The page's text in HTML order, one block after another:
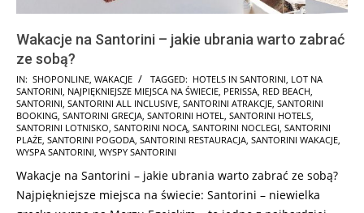
Wakacje na Santorini – jakie ubrania warto zabrać
ze sobą?
2026-
02-
07
IN: SHOPONLINE, WAKACJE TAGGED: HOTELS IN SANTORINI, LOT NA
SANTORINI, NAJPIĘKNIEJSZE MIEJSCA NA ŚWIECIE, PERISSA, RED BEACH,
SANTORINI, SANTORINI ALL INCLUSIVE, SANTORINI ATRAKCJE, SANTORINI
BOOKING, SANTORINI GRECJA, SANTORINI HOTEL, SANTORINI HOTELS,
SANTORINI LOTNISKO, SANTORINI NOCĄ, SANTORINI NOCLEGI, SANTORINI
PLAŻE, SANTORINI POGODA, SANTORINI RESTAURACJA, SANTORINI WAKACJE,
WYSPA SANTORINI, WYSPY SANTORINI
Wakacje na Santorini – jakie ubrania warto zabrać ze sobą?
Najpiękniejsze miejsca na świecie: Santorini – niewielka